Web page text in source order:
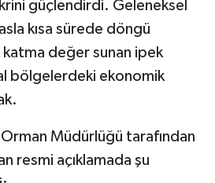
güçlendirdi. Geleneksel
kısa sürede döngü
değer sunan ipek
bölgelerdeki ekonomik
Orman Müdürlüğü tarafından
resmi açıklamada şu